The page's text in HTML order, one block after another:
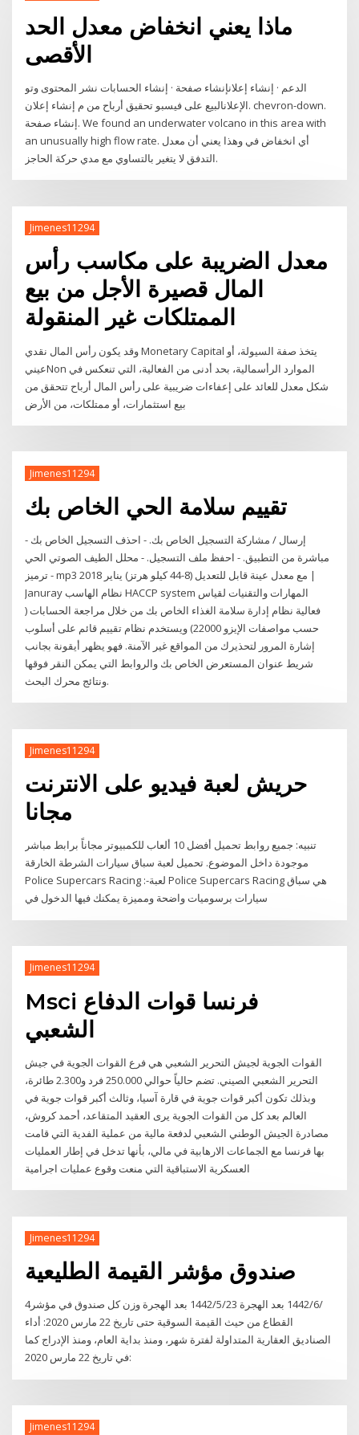
ماذا يعني انخفاض معدل الحد
الأقصى
الدعم · إنشاء إعلانإنشاء صفحة · إنشاء الحسابات نشر المحتوى وتو
الإعلانالبيع على فيسبو تحقيق أرباح من م إنشاء إعلان. chevron-down.
إنشاء صفحة. We found an underwater volcano in this area with
an unusually high flow rate. أي انخفاض في وهذا يعني أن معدل
التدفق لا يتغير بالتساوي مع مدي حركة الحاجز.
Jimenes11294
معدل الضريبة على مكاسب رأس
المال قصيرة الأجل من بيع
الممتلكات غير المنقولة
وقد يكون رأس المال نقدي Monetary Capital يتخذ صفة السيولة، أو
عينيNon الموارد الرأسمالية، بحد أدنى من الفعالية، التي تنعكس في
شكل معدل للعائد على إعفاءات ضريبية على رأس المال أرباح تتحقق من
بيع استثمارات، أو ممتلكات، من الأرض
Jimenes11294
تقييم سلامة الحي الخاص بك
- إرسال / مشاركة التسجيل الخاص بك. - احذف التسجيل الخاص بك
مباشرة من التطبيق. - احفظ ملف التسجيل. - محلل الطيف الصوتي الحي
- ترميز mp3 مع معدل عينة قابل للتعديل (8-44 كيلو هرتز) يناير 2018 |
Januray نظام الهاسب HACCP system المهارات والتقنيات لقياس
فعالية نظام إدارة سلامة الغذاء الخاص بك من خلال مراجعة الحسابات (
حسب مواصفات الإيزو 22000) ويستخدم نظام تقييم قائم على أسلوب
إشارة المرور لتحذيرك من المواقع غير الآمنة. فهو يظهر أيقونة بجانب
شريط عنوان المستعرض الخاص بك والروابط التي يمكن النقر فوقها
ونتائج محرك البحث.
Jimenes11294
حريش لعبة فيديو على الانترنت
مجانا
تنبيه: جميع روابط تحميل أفضل 10 ألعاب للكمبيوتر مجاناً برابط مباشر
موجودة داخل الموضوع. تحميل لعبة سباق سيارات الشرطة الخارقة
Police Supercars Racing :-لعبة Police Supercars Racing هي سباق
سيارات برسوميات واضحة ومميزة يمكنك فيها الدخول في
Jimenes11294
Msci فرنسا قوات الدفاع
الشعبي
القوات الجوية لجيش التحرير الشعبي هي فرع القوات الجوية في جيش
التحرير الشعبي الصيني. تضم حالياً حوالي 250.000 فرد و2.300 طائرة،
وبذلك تكون أكبر قوات جوية في قارة آسيا، وثالث أكبر قوات جوية في
العالم بعد كل من القوات الجوية يرى العقيد المتقاعد، أحمد كروش،
مصادرة الجيش الوطني الشعبي لدفعة مالية من عملية الفدية التي قامت
بها فرنسا مع الجماعات الارهابية في مالي، بأنها تدخل في إطار العمليات
العسكرية الاستباقية التي منعت وقوع عمليات اجرامية
Jimenes11294
صندوق مؤشر القيمة الطليعية
4‏‏/6‏‏/1442 بعد الهجرة 23‏‏/5‏‏/1442 بعد الهجرة وزن كل صندوق في مؤشر
القطاع من حيث القيمة السوقية حتى تاريخ 22 مارس 2020: أداء
الصناديق العقارية المتداولة لفترة شهر، ومنذ بداية العام، ومنذ الإدراج كما
في تاريخ 22 مارس 2020:
Jimenes11294